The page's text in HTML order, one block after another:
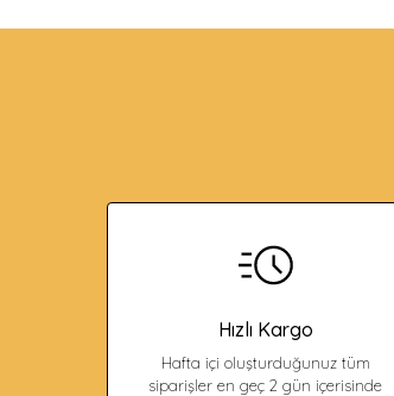
Hızlı Kargo
Hafta içi oluşturduğunuz tüm
siparişler en geç 2 gün içerisinde